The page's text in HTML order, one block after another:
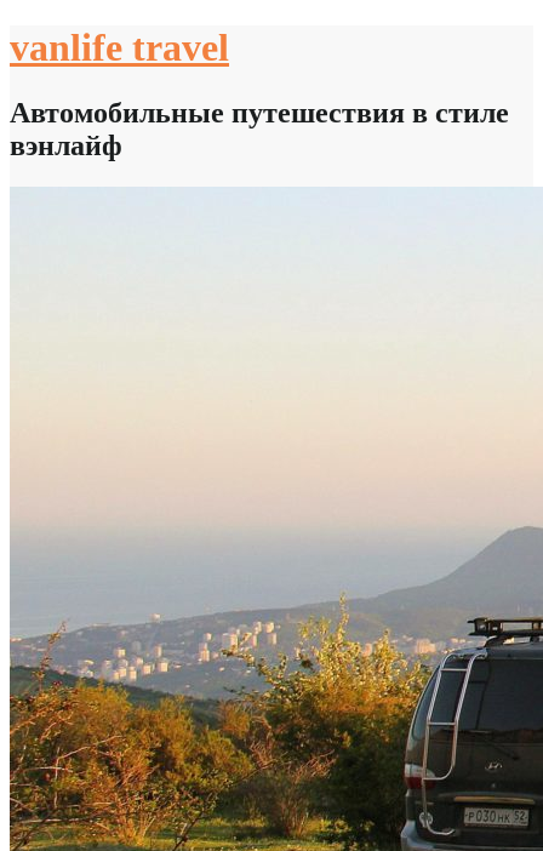
to
vanlife travel
Автомобильные путешествия в стиле
вэнлайф